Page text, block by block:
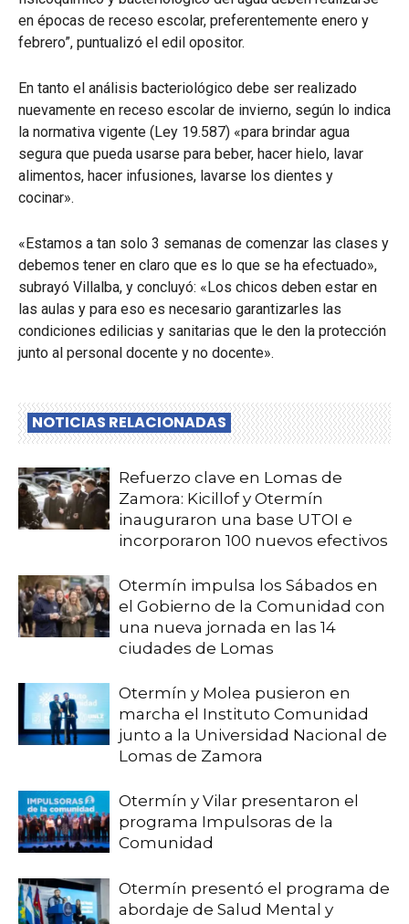
en épocas de receso escolar, preferentemente enero y
febrero”, puntualizó el edil opositor.
En tanto el análisis bacteriológico debe ser realizado
nuevamente en receso escolar de invierno, según lo indica
la normativa vigente (Ley 19.587) «para brindar agua
segura que pueda usarse para beber, hacer hielo, lavar
alimentos, hacer infusiones, lavarse los dientes y
cocinar».
«Estamos a tan solo 3 semanas de comenzar las clases y
debemos tener en claro que es lo que se ha efectuado»,
subrayó Villalba, y concluyó: «Los chicos deben estar en
las aulas y para eso es necesario garantizarles las
condiciones edilicias y sanitarias que le den la protección
junto al personal docente y no docente».
NOTICIAS RELACIONADAS
Refuerzo clave en Lomas de
Zamora: Kicillof y Otermín
inauguraron una base UTOI e
incorporaron 100 nuevos efectivos
Otermín impulsa los Sábados en
el Gobierno de la Comunidad con
una nueva jornada en las 14
ciudades de Lomas
Otermín y Molea pusieron en
marcha el Instituto Comunidad
junto a la Universidad Nacional de
Lomas de Zamora
Otermín y Vilar presentaron el
programa Impulsoras de la
Comunidad
Otermín presentó el programa de
abordaje de Salud Mental y